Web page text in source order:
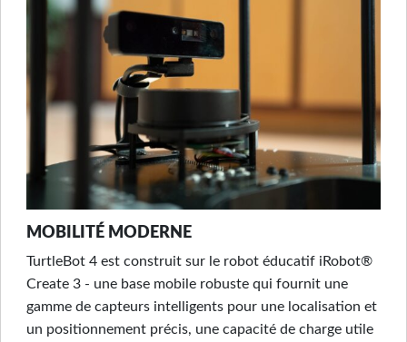
MOBILITÉ MODERNE
TurtleBot 4 est construit sur le robot éducatif iRobot®
Create 3 - une base mobile robuste qui fournit une
gamme de capteurs intelligents pour une localisation et
un positionnement précis, une capacité de charge utile